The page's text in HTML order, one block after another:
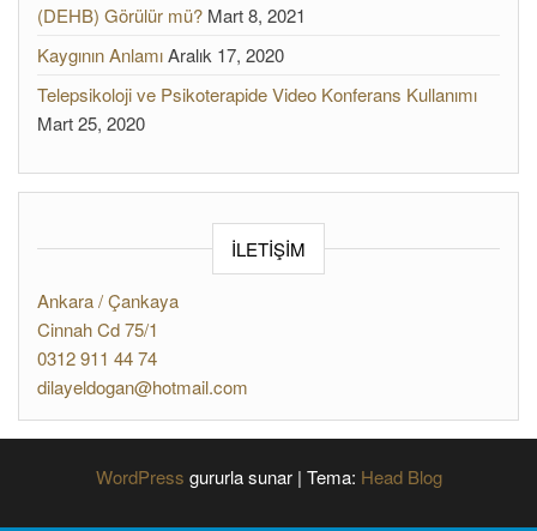
(DEHB) Görülür mü? Mart 8, 2021
Kaygının AnlamıAralık 17, 2020
Telepsikoloji ve Psikoterapide Video Konferans Kullanımı
Mart 25, 2020
İLETİŞİM
Ankara / Çankaya
Cinnah Cd 75/1
0312 911 44 74
dilayeldogan@hotmail.com
WordPress gururla sunar | Tema: Head Blog